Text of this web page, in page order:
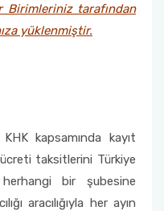
tarafından
yüklenmiştir.
kapsamında kayıt
taksitlerini Türkiye
herhangi bir şubesine
aracılığıyla her ayın